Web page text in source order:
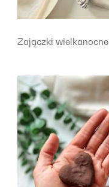
Zajączki wielkanocne